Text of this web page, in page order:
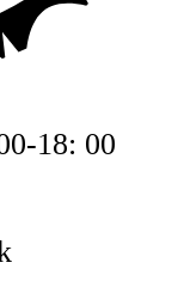
18: 00